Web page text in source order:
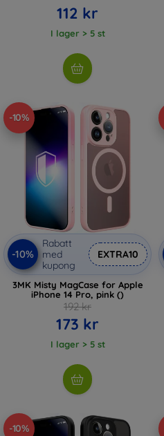
112 kr
I lager > 5 st
-10%
-10%
Rabatt
med
kupong
EXTRA10
3MK Misty MagCase for Apple
iPhone 14 Pro, pink ()
192 kr
173 kr
I lager > 5 st
-10%